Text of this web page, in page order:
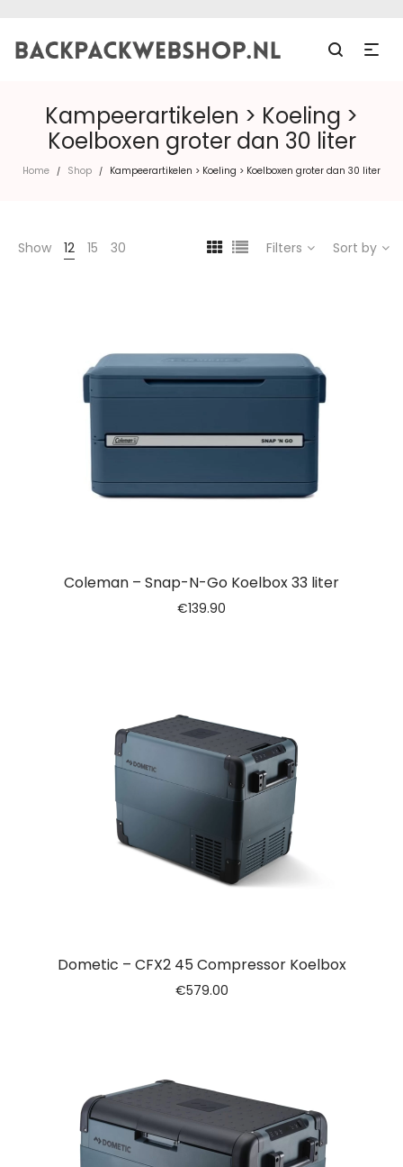
Kampeerartikelen > Koeling >
Koelboxen groter dan 30 liter
Home / Shop / Kampeerartikelen > Koeling > Koelboxen groter dan 30 liter
Show 12 15 30 Filters Sort by
Coleman – Snap-N-Go Koelbox 33 liter
€139.90
Dometic – CFX2 45 Compressor Koelbox
€579.00